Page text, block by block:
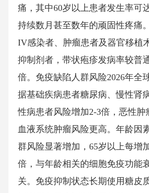
痛，其中60岁以上患者发生率可
持续数月甚至数年的顽固性疼痛
IV感染者、肿瘤患者及器官移植
抑制剂者，带状疱疹发病率较普
倍。免疫缺陷人群风险2026年全
据基础疾病患者糖尿病、慢性肾
性病患者风险增加2-3倍，恶性肿
血液系统肿瘤风险更高。年龄因
群风险显著增加，65岁以上每增
倍，与年龄相关的细胞免疫功能
关。免疫抑制状态长期使用糖皮